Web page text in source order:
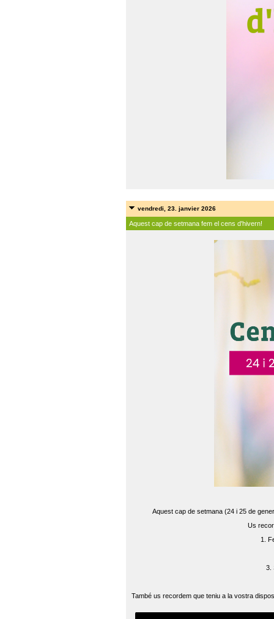
vendredi, 23. janvier 2026
Aquest cap de setmana fem el cens d'hivern!
Aquest cap de setmana (24 i 25 de
Us
1.
3.
També us recordem que teniu a la vostra